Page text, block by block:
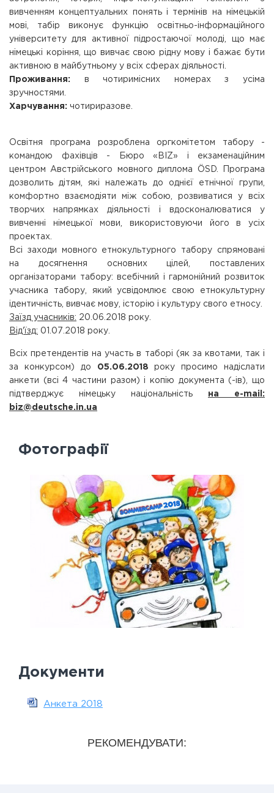
вивченням концептуальних понять і термінів на німецькій
мові, табір виконує функцію освітньо-інформаційного
університету для активної підростаючої молоді, що має
німецькі коріння, що вивчає свою рідну мову і бажає бути
активною в майбутньому у всіх сферах діяльності.
Проживання: в чотиримісних номерах з усіма
зручностями.
Харчування: чотириразове.
Освітня програма розроблена оргкомітетом табору -
командою фахівців - Бюро «BIZ» і екзаменаційним
центром Австрійського мовного диплома ÖSD. Програма
дозволить дітям, які належать до однієї етнічної групи,
комфортно взаємодіяти між собою, розвиватися у всіх
творчих напрямках діяльності і вдосконалюватися у
вивченні німецької мови, використовуючи його в усіх
проектах.
Всі заходи мовного етнокультурного табору спрямовані
на досягнення основних цілей, поставлених
організаторами табору: всебічний і гармонійний розвиток
учасника табору, який усвідомлює свою етнокультурну
ідентичність, вивчає мову, історію і культуру свого етносу.
Заїзд учасників: 20.06.2018 року.
Від'їзд: 01.07.2018 року.
Всіх претендентів на участь в таборі (як за квотами, так і
за конкурсом) до
05.06.2018 року просимо надіслати
анкети (всі 4 частини разом) і копію документа (-ів), що
підтверджує німецьку національність на e-mail:
biz@deutsche.in.ua
Фотографії
Документи
Анкета 2018
РЕКОМЕНДУВАТИ: